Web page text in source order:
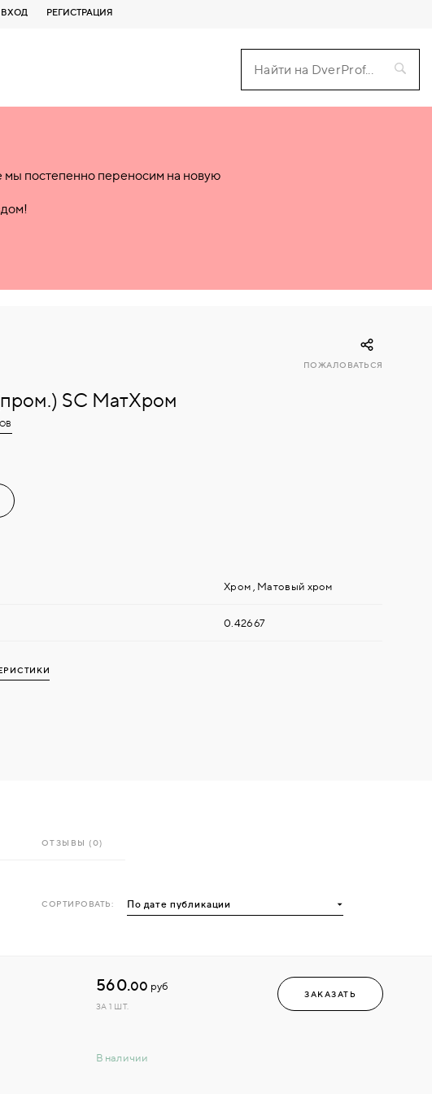
ВХОД РЕГИСТРАЦИЯ
мы постепенно переносим на новую
SC МатХром
ПОЖАЛОВАТЬСЯ
Хром Матовый хром
0.42667
ОТЗЫВЫ (0)
СОРТИРОВАТЬ:
В наличии
560.00 руб
ЗА 1 ШТ.
ЗАКАЗАТЬ